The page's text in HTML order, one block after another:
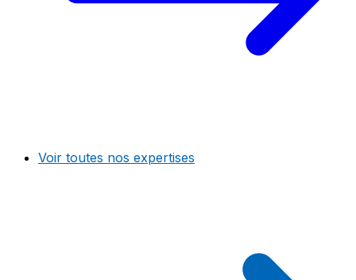
Voir toutes nos expertises